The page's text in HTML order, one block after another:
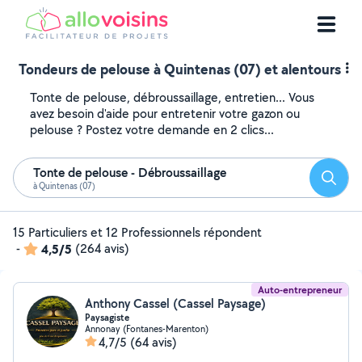
Tondeurs de pelouse à Quintenas (07) et alentours
Tonte de pelouse, débroussaillage, entretien... Vous
avez besoin d'aide pour entretenir votre gazon ou
pelouse ? Postez votre demande en 2 clics...
Tonte de pelouse - Débroussaillage
à Quintenas (07)
15 Particuliers et 12 Professionnels répondent
-
4,5/5 (264 avis)
Auto-entrepreneur
Anthony Cassel (Cassel Paysage)
Paysagiste
Annonay (Fontanes-Marenton)
4,7/5 (64 avis)